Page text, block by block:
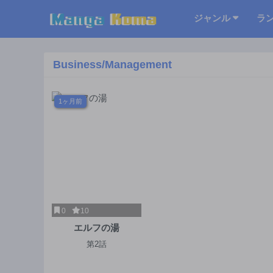
ジャンル ラ
Business/Management
1ヶ月前
0 10
エルフの湯
第2話